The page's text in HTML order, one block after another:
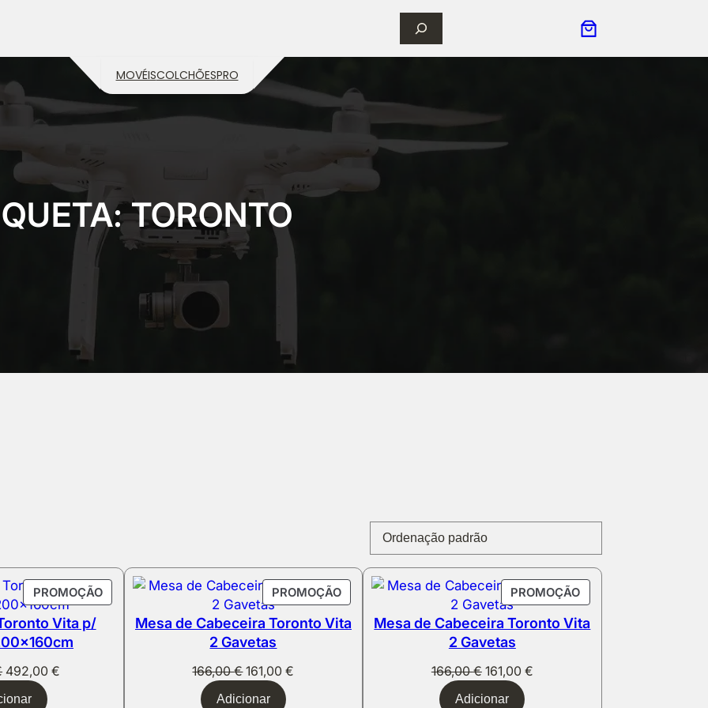
MOVÉISCOLCHÕESPRO
TORONTO
PROMOÇÃOPRODUTO
PROMOÇÃO
Vita p/
O
preço
492,00€
PROMOÇÃOPRODUTO
PROMOÇÃO
Mesa de Cabeceira Toronto Vita
2 Gavetas
166,00€O
preço
161,00€
Adicionar
PROMOÇÃOPRODUTO
PROMOÇÃO
Mesa de Cabeceira Toronto Vita
2 Gavetas
166,00€ O
preço
161,00 €O
Adicionar